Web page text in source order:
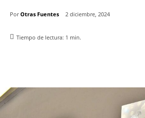
Por Otras Fuentes 2 diciembre, 2024
Tiempo de lectura: 1 min.